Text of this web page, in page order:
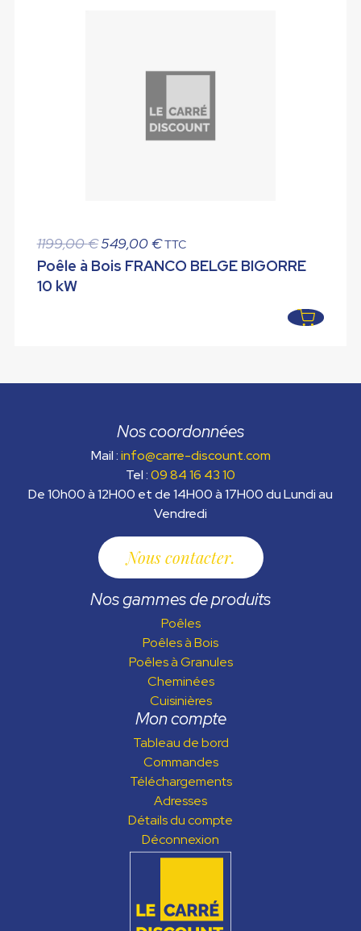
1199,00€ Le
prix
549,00€Le
prix
TTC
Poêle à Bois FRANCO BELGE BIGORRE
10 kW
Nos coordonnées
Mail :info@carre-discount.com
Tel :09 84 16 43 10
De 10h00 à 12H00 et de 14H00 à 17H00 du Lundi au
Vendredi
Nous contacter
Nos gammes de produits
Poêles
Poêles à Bois
Poêles à Granules
Cheminées
Cuisinières
Mon compte
Tableau de bord
Commandes
Téléchargements
Adresses
Détails du compte
Déconnexion